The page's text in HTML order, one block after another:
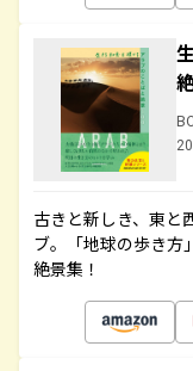
古きと新しき、東と
ブ。「地球の歩き方
絶景集！